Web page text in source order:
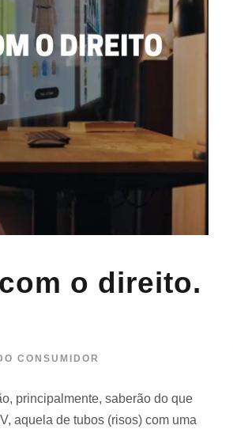
o direito.
CONSUMIDOR
principalmente, saberão do que
aquela de tubos (risos) com uma